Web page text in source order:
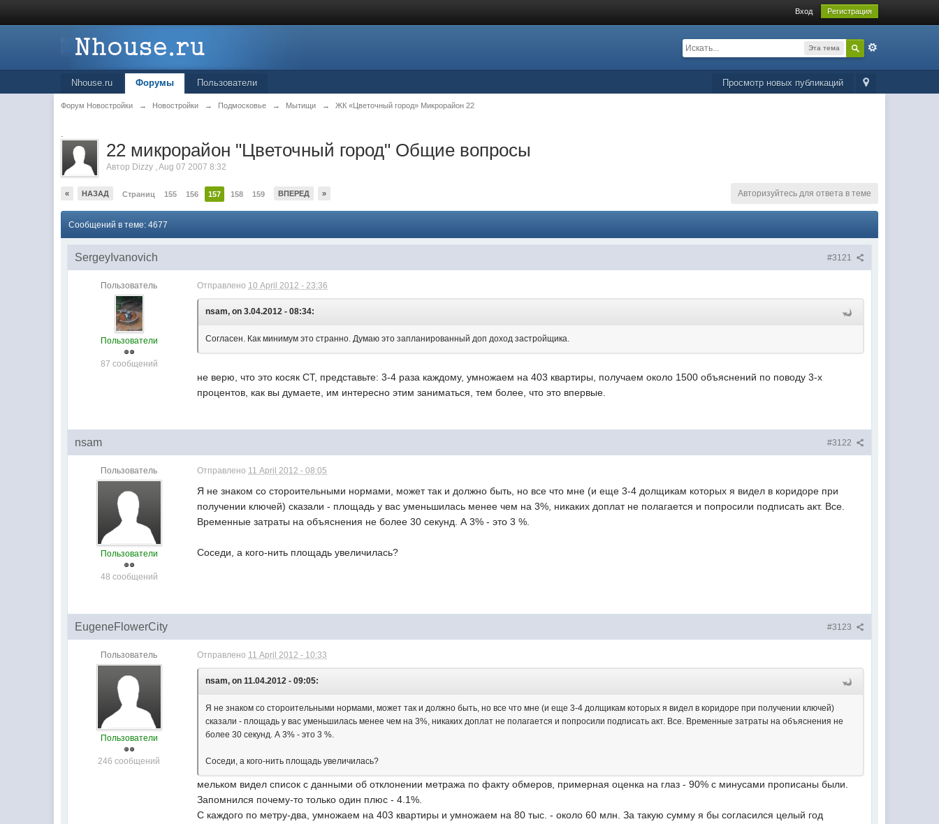
Вход Регистрация
Эта тема
Просмотр новых публикаций
Nhouse.ru Форумы Пользователи
Форум Новостройки → Новостройки → Подмосковье → Мытищи → ЖК «Цветочный город» Микрорайон 22
.
22 микрорайон "Цветочный город" Общие вопросы
Автор Dizzy ,Aug 07 2007 8:32
« НАЗАД Страниц 155 156 157 158 159 ВПЕРЕД » Авторизуйтесь для ответа в теме
Сообщений в теме: 4677
#3121
SergeyIvanovich
Пользователь
Пользователи
87 сообщений
Отправлено 10 April 2012 - 23:36
nsam, on 3.04.2012 - 08:34:
Согласен. Как минимум это странно. Думаю это запланированный доп доход застройщика.
не верю, что это косяк СТ, представьте: 3-4 раза каждому, умножаем на 403 квартиры, получаем около 1500 объяснений по поводу 3-х
процентов, как вы думаете, им интересно этим заниматься, тем более, что это впервые.
#3122
nsam
Пользователь
Пользователи
48 сообщений
Отправлено 11 April 2012 - 08:05
Я не знаком со стороительными нормами, может так и должно быть, но все что мне (и еще 3-4 долщикам которых я видел в коридоре при
получении ключей) сказали - площадь у вас уменьшилась менее чем на 3%, никаких доплат не полагается и попросили подписать акт. Все.
Временные затраты на объяснения не более 30 секунд. А 3% - это 3 %.
Соседи, а кого-нить площадь увеличилась?
#3123
EugeneFlowerCity
Пользователь
Пользователи
246 сообщений
Отправлено 11 April 2012 - 10:33
nsam, on 11.04.2012 - 09:05:
Я не знаком со стороительными нормами, может так и должно быть, но все что мне (и еще 3-4 долщикам которых я видел в коридоре при получении ключей)
сказали - площадь у вас уменьшилась менее чем на 3%, никаких доплат не полагается и попросили подписать акт. Все. Временные затраты на объяснения не
более 30 секунд. А 3% - это 3 %.
Соседи, а кого-нить площадь увеличилась?
мельком видел список с данными об отклонении метража по факту обмеров, примерная оценка на глаз - 90% с минусами прописаны были.
Запомнился почему-то только один плюс - 4.1%.
С каждого по метру-два, умножаем на 403 квартиры и умножаем на 80 тыс. - около 60 млн. За такую сумму я бы согласился целый год